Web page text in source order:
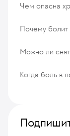
10
10
Чем опасна
Почему болит
Можно ли
Когда боль в